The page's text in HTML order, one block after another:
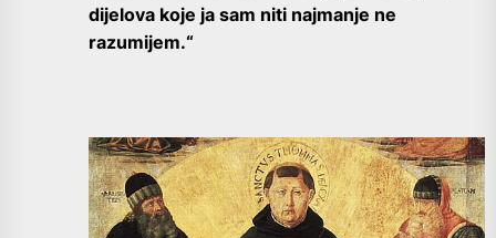
dijelova koje ja sam niti najmanje ne
razumijem.“